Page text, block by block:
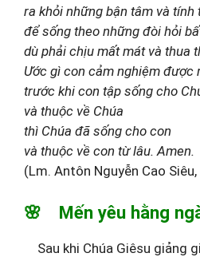
ra khỏi những bận tâm và tính
để sống theo những đòi hỏi
dù phải chịu mất mát và thua
Ước gì con cảm nghiệm được
trước khi con tập sống cho
và thuộc về Chúa
thì Chúa đã sống cho con
và thuộc về con từ lâu. Amen.
(Lm. Antôn Nguyễn Cao Siêu,
🌸 Mến yêu hằng
Sau khi Chúa Giêsu giảng